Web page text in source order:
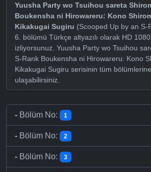
Yuusha Party wo Tsuihou sareta
Boukensha ni Hirowareru: Kono
Kikakugai Sugiru (Scooped Up by an S-
6. bölümü Türkçe altyazılı olarak HD
izliyorsunuz. Yuusha Party wo Tsuihou
S-Rank Boukensha ni Hirowareru: Kono
Kikakugai Sugiru serisinin tüm bölümlerine
ulaşabilirsiniz.
- Bölüm No: 1
- Bölüm No: 2
- Bölüm No: 3